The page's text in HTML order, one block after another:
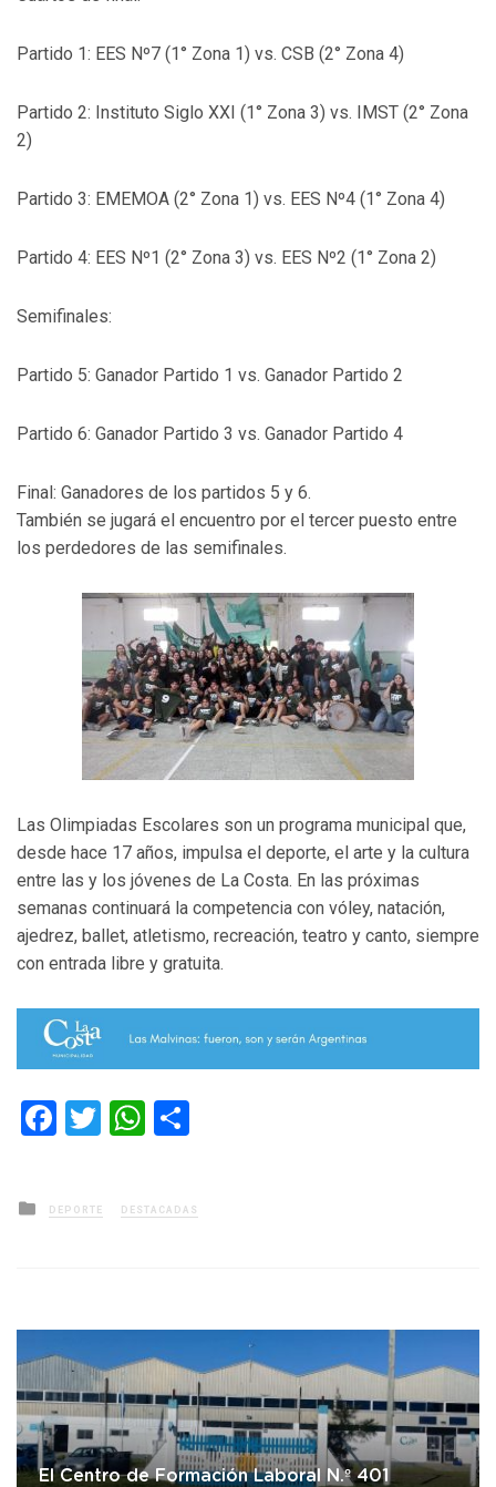
Partido 1: EES Nº7 (1° Zona 1) vs. CSB (2° Zona 4)
Partido 2: Instituto Siglo XXI (1° Zona 3) vs. IMST (2° Zona
2)
Partido 3: EMEMOA (2° Zona 1) vs. EES Nº4 (1° Zona 4)
Partido 4: EES Nº1 (2° Zona 3) vs. EES Nº2 (1° Zona 2)
Semifinales:
Partido 5: Ganador Partido 1 vs. Ganador Partido 2
Partido 6: Ganador Partido 3 vs. Ganador Partido 4
Final: Ganadores de los partidos 5 y 6.
También se jugará el encuentro por el tercer puesto entre
los perdedores de las semifinales.
Las Olimpiadas Escolares son un programa municipal que,
desde hace 17 años, impulsa el deporte, el arte y la cultura
entre las y los jóvenes de La Costa. En las próximas
semanas continuará la competencia con vóley, natación,
ajedrez, ballet, atletismo, recreación, teatro y canto, siempre
con entrada libre y gratuita.
Facebook
TwitterWhatsApp
Posted
in
DEPORTE DESTACADAS
El Centro de Formación Laboral N.º 401